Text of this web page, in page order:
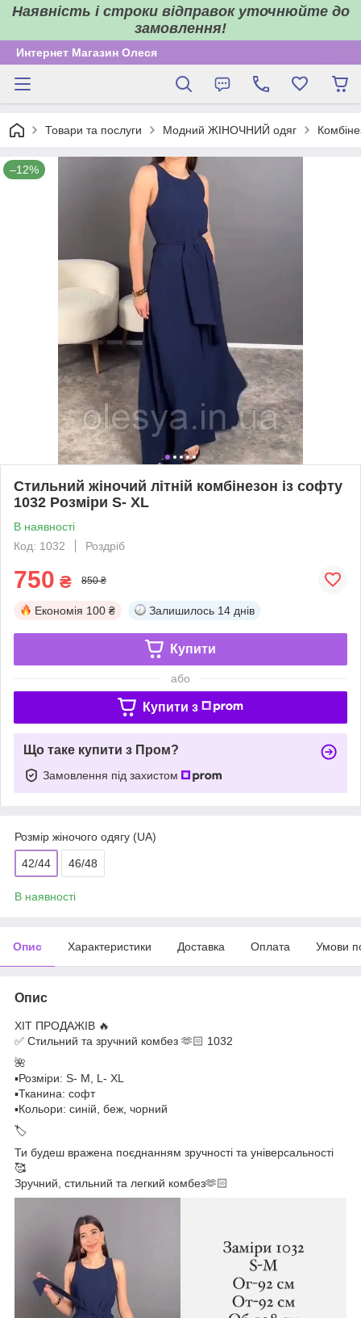
Наявність і строки відправок уточнюйте до
замовлення!
Интернет Магазин Олеся
Товари та послуги Модний ЖІНОЧНИЙ одяг
–12%
Стильний жіночий літній комбінезон із софту
1032 Розміри S- XL
В наявності
Код: 1032
Роздріб
750 ₴ 850 ₴
Економія 100 ₴ Залишилось 14 днів
Купити
або
Купити з
Що таке купити з Пром?
Замовлення під захистом
Розмір жіночого одягу (UA)
42/44 46/48
В наявності
Опис Характеристики Доставка Оплата Умови
Опис
ХІТ ПРОДАЖІВ 🔥
✅ Стильний та зручний комбез 🫶🏻 1032
🌺
▪️Розміри: S- M, L- XL
▪️Тканина: софт
▪️Кольори: синій, беж, чорний
🏷️
Ти будеш вражена поєднанням зручності та універсальності
🥰
Зручний, стильний та легкий комбез🫶🏻